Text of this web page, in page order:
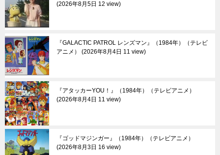
2026年8月5日 12 view
『GALACTIC PATROL レンズマン』（1984年）（テレビ
アニメ）
2026年8月4日 11 view
『アタッカーYOU！』（1984年）（テレビアニメ）
2026年8月4日 11 view
『ゴッドマジンガー』（1984年）（テレビアニメ）
2026年8月3日 16 view